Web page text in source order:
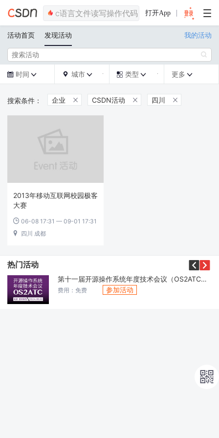
打开App
活动首页 发现活动 我的活动

 时间   城市   类型  更多 
企业  CSDN活动  四川 
2013年移动互联网校园极客
大赛
 06-08 17:31 — 09-01 17:31
 四川 成都
热门活动 
第十一届开源操作系统年度技术会议（OS2ATC）2024
费用：免费 参加活动
